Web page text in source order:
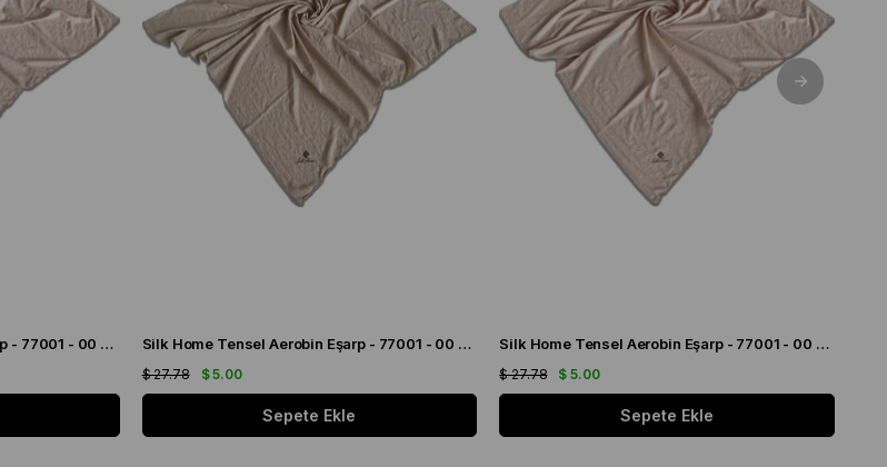
Silk Home Tensel Aerobin Eşarp - 77001 - 00 Açık Vizon Silk Home Tensel Aerobin Eşarp - 77001 - 00 Koyu Vizon
$ 5.00
$ 27.78
Sepete Ekle
Silk Home Tensel Aerobin Eşarp - 77001 - 00 Vizon
$ 5.00
$ 27.78
Sepete Ekle